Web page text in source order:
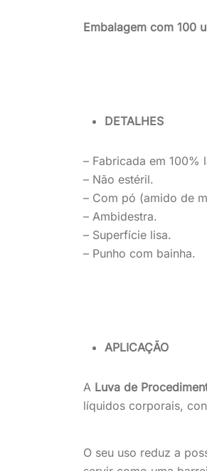
Embalagem com 100
DETALHES
– Fabricada em 100%
– Não estéril.
– Com pó (amido de
– Ambidestra.
– Superfície lisa.
– Punho com bainha.
APLICAÇÃO
A Luva de
líquidos corporais,
O seu uso reduz a